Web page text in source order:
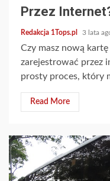
Przez
Redakcja 1Tops.pl 3 lata
Czy masz nową
zarejestrować przez
prosty proces, który
Read More